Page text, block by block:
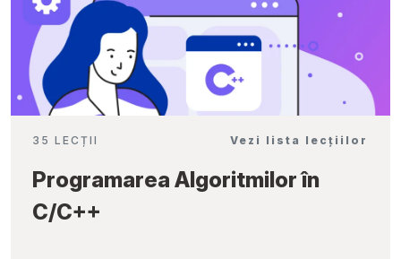
35 LECȚII Vezi lista lecțiilor
Programarea Algoritmilor în
C/C++